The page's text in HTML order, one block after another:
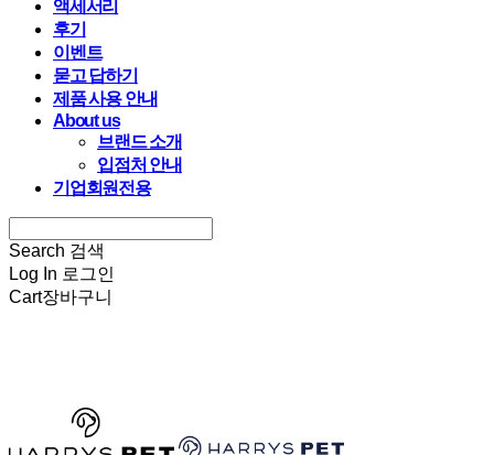
액세서리
후기
이벤트
묻고 답하기
제품 사용 안내
About us
브랜드 소개
입점처 안내
기업회원전용
Search 검색
Log In 로그인
Cart장바구니